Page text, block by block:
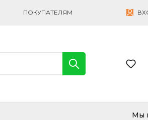
ПОКУПАТЕЛЯМ
Мы